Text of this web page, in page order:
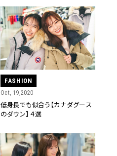
FASHION
Oct, 19,2020
低身長でも似合う【カナダグース
のダウン】４選